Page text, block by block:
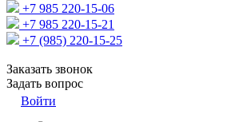
+7 985 220-15-06
+7 985 220-15-21
+7 (985) 220-15-25
Заказать звонок
Задать вопрос
Войти